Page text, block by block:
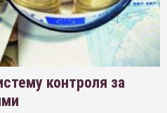
контроля за